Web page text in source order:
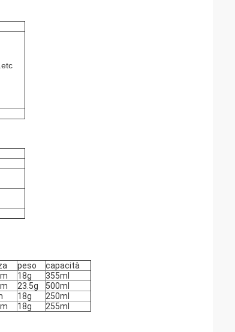
peso
capacità
18g
355ml
23.5g
500ml
18g
250ml
18g 255ml